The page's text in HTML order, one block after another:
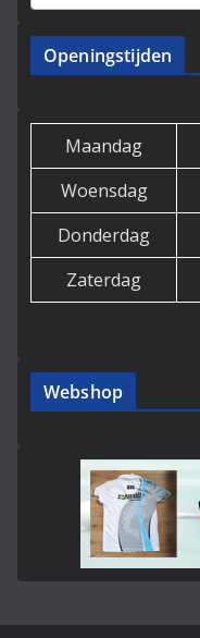
Openingstijden
Maandag
Woensdag
Donderdag
Zaterdag
Webshop